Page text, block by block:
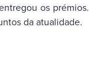
os prémios.
da atualidade.